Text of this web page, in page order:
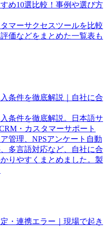
め10選比較！事例や選び方
マーサクセスツールを比較
価などをまとめた一覧表も
条件を徹底解説｜自社に合
条件を徹底解説。日本語サ
・カスタマーサポート
管理、NPSアンケート自動
多言語対応など、自社に合
りやすくまとめました。製
・連携エラー｜現場で起き